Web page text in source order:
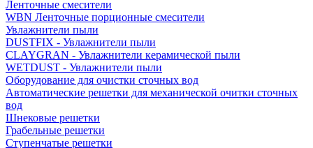
Ленточные смесители
WBN Ленточные порционные смесители
Увлажнители пыли
DUSTFIX - Увлажнители пыли
CLAYGRAN - Увлажнители керамической пыли
WETDUST - Увлажнители пыли
Оборудование для очистки сточных вод
Автоматические решетки для механической очитки сточных
вод
Шнековые решетки
Грабельные решетки
Ступенчатые решетки